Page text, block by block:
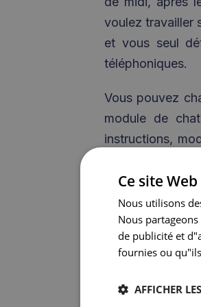
voulez travailler
et vous seul
téléphoniques.
Vous pouvez
module de
instructions,
Outre le bon
médical est
Ringphone ont
Ce site
Nous utilisons
Nous
de publicité et
fournies ou
AFFICHER